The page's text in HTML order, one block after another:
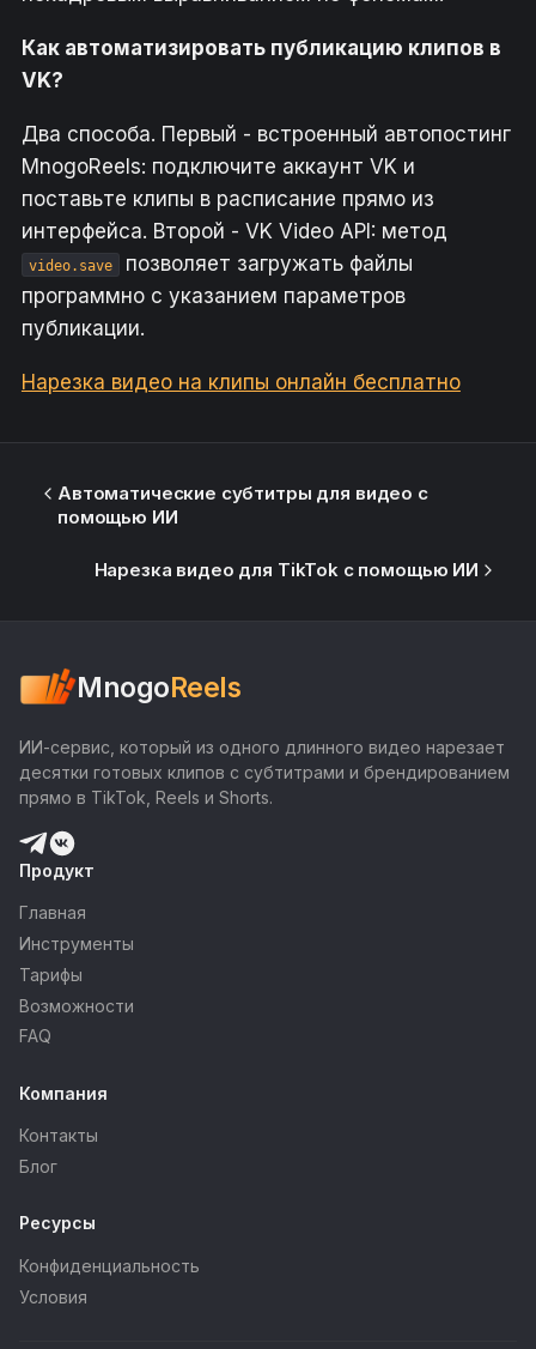
Как автоматизировать публикацию клипов в
VK?
Два способа. Первый - встроенный автопостинг
MnogoReels: подключите аккаунт VK и
поставьте клипы в расписание прямо из
интерфейса. Второй - VK Video API: метод
video.save
позволяет загружать файлы
программно с указанием параметров
публикации.
Нарезка видео на клипы онлайн бесплатно
Автоматические субтитры для видео с
помощью ИИ
Нарезка видео для TikTok с помощью ИИ
MnogoReels
ИИ-сервис, который из одного длинного видео нарезает
десятки готовых клипов с субтитрами и брендированием
прямо в TikTok, Reels и Shorts.
Продукт
Главная
Инструменты
Тарифы
Возможности
FAQ
Компания
Контакты
Блог
Ресурсы
Конфиденциальность
Условия